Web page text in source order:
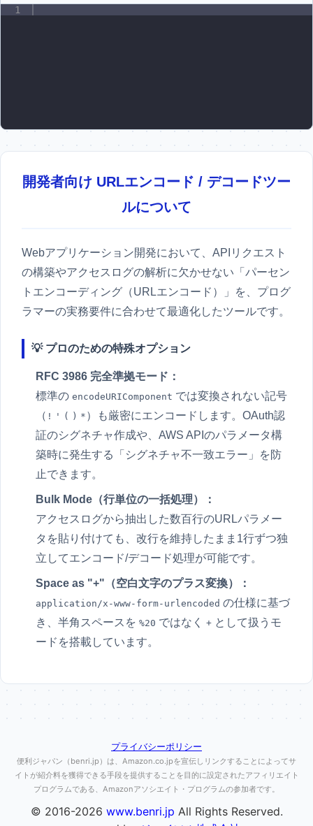
1
開発者向け URLエンコード / デコードツー
ルについて
Webアプリケーション開発において、APIリクエスト
の構築やアクセスログの解析に欠かせない「パーセン
トエンコーディング（URLエンコード）」を、プログ
ラマーの実務要件に合わせて最適化したツールです。
💡 プロのための特殊オプション
RFC 3986 完全準拠モード：
標準の encodeURIComponent では変換されない記号
（ ! ' ( ) * ）も厳密にエンコードします。OAuth認
証のシグネチャ作成や、AWS APIのパラメータ構
築時に発生する「シグネチャ不一致エラー」を防
止できます。
Bulk Mode（行単位の一括処理）：
アクセスログから抽出した数百行のURLパラメー
タを貼り付けても、改行を維持したまま1行ずつ独
立してエンコード/デコード処理が可能です。
Space as "+"（空白文字のプラス変換）：
application/x-www-form-urlencoded の仕様に基づ
き、半角スペースを %20 ではなく + として扱うモ
ードを搭載しています。
プライバシーポリシー
便利ジャパン（benri.jp）は、Amazon.co.jpを宣伝しリンクすることによってサ
イトが紹介料を獲得できる手段を提供することを目的に設定されたアフィリエイト
プログラムである、Amazonアソシエイト・プログラムの参加者です。
© 2016-2026 www.benri.jp All Rights Reserved.